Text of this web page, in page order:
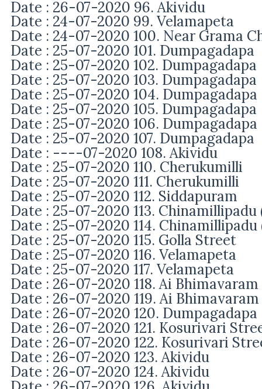
Date : 26-07-2020 96. Akividu
Date : 24-07-2020 99. Velamapeta
Date : 24-07-2020 100. Near Grama
Date : 25-07-2020 101. Dumpagadapa
Date : 25-07-2020 102. Dumpagadapa
Date : 25-07-2020 103. Dumpagadapa
Date : 25-07-2020 104. Dumpagadapa
Date : 25-07-2020 105. Dumpagadapa
Date : 25-07-2020 106. Dumpagadapa
Date : 25-07-2020 107. Dumpagadapa
Date : ----07-2020 108. Akividu
Date : 25-07-2020 110. Cherukumilli
Date : 25-07-2020 111. Cherukumilli
Date : 25-07-2020 112. Siddapuram
Date : 25-07-2020 113. Chinamillipadu
Date : 25-07-2020 114.
Date : 25-07-2020 115. Golla Street
Date : 25-07-2020 116. Velamapeta
Date : 25-07-2020 117. Velamapeta
Date : 26-07-2020 118. Ai Bhimavaram
Date : 26-07-2020 119. Ai Bhimavaram
Date : 26-07-2020 120. Dumpagadapa
Date : 26-07-2020 121. Kosurivari
Date : 26-07-2020 122. Kosurivari
Date : 26-07-2020 123. Akividu
Date : 26-07-2020 124. Akividu